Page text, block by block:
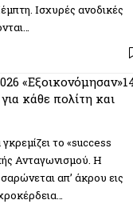
Ισχυρές ανοδικές
κάθε πολίτη και
το «success
Ανταγωνισμού. Η
απ’ άκρου εις